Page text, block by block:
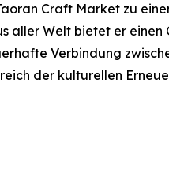
Craft Market zu
aller Welt bietet er
Verbindung
der kulturellen